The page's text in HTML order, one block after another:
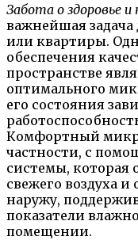
Забота о здоровье
важнейшая задача
или квартиры.
обеспечения
пространстве
оптимального
его состояния
Комфортный
частности, с
системы, которая
свежего воздуха
наружу,
показатели
помещении.